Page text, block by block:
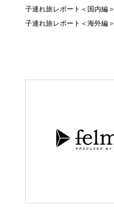
子連れ旅レポート＜国内編＞
子連れ旅レポート＜海外編＞